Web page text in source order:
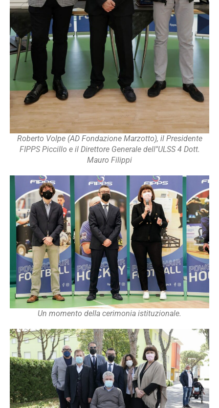
Roberto Volpe (AD Fondazione Marzotto), il Presidente
FIPPS Piccillo e il Direttore Generale dell''ULSS 4 Dott.
Mauro Filippi
Un momento della cerimonia istituzionale.